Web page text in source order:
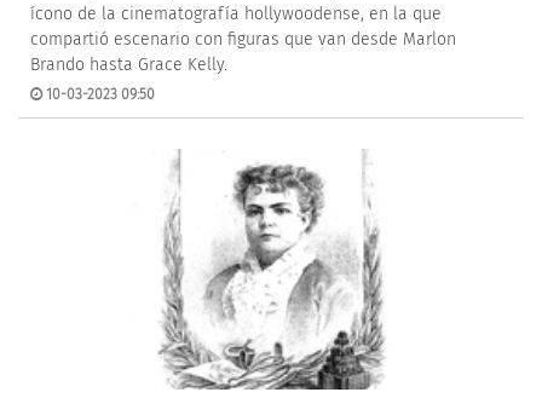
ícono de la cinematografía hollywoodense, en la que
compartió escenario con figuras que van desde Marlon
Brando hasta Grace Kelly.
10-03-2023 09:50